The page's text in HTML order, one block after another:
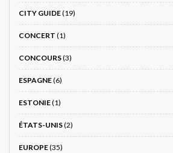
CITY GUIDE(19)
CONCERT (1)
CONCOURS(3)
ESPAGNE(6)
ESTONIE(1)
ÉTATS-UNIS(2)
EUROPE(35)